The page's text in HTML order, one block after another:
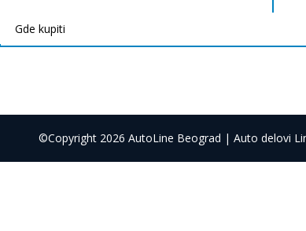
Gde kupiti
©Copyright 2026 AutoLine Beograd | Auto delovi